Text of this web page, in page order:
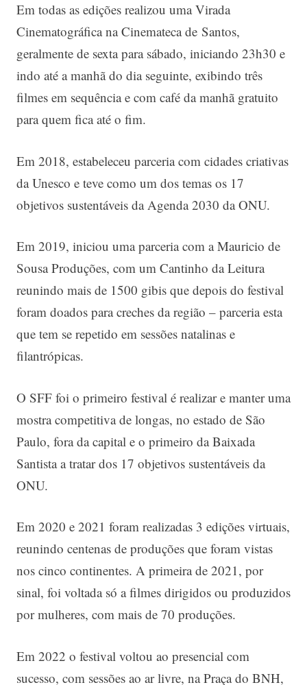
Em todas as edições realizou uma Virada
Cinematográfica na Cinemateca de Santos,
geralmente de sexta para sábado, iniciando 23h30 e
indo até a manhã do dia seguinte, exibindo três
filmes em sequência e com café da manhã gratuito
para quem fica até o fim.
Em 2018, estabeleceu parceria com cidades criativas
da Unesco e teve como um dos temas os 17
objetivos sustentáveis da Agenda 2030 da ONU.
Em 2019, iniciou uma parceria com a Mauricio de
Sousa Produções, com um Cantinho da Leitura
reunindo mais de 1500 gibis que depois do festival
foram doados para creches da região – parceria esta
que tem se repetido em sessões natalinas e
filantrópicas.
O SFF foi o primeiro festival é realizar e manter uma
mostra competitiva de longas, no estado de São
Paulo, fora da capital e o primeiro da Baixada
Santista a tratar dos 17 objetivos sustentáveis da
ONU.
Em 2020 e 2021 foram realizadas 3 edições virtuais,
reunindo centenas de produções que foram vistas
nos cinco continentes. A primeira de 2021, por
sinal, foi voltada só a filmes dirigidos ou produzidos
por mulheres, com mais de 70 produções.
Em 2022 o festival voltou ao presencial com
sucesso, com sessões ao ar livre, na Praça do BNH,